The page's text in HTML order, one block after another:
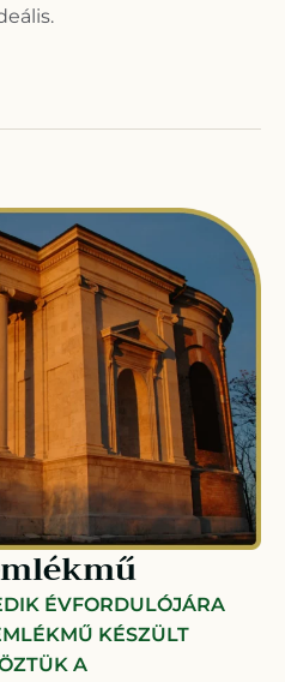
ÉVFORDULÓJÁRA
KÉSZÜLT
A